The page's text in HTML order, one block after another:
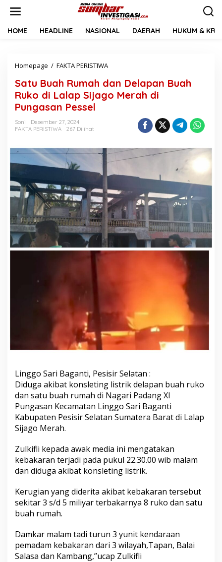
HOME HEADLINE NASIONAL DAERAH HUKUM &
Homepage / FAKTA PERISTIWA
t
u
B
u
m
a
h
a
n
D
e
l
a
a
u
u
o
i
l
a
p
S
i
j
o
M
e
r
h
d
n
g
a
Satu Buah Rumah dan Delapan Buah
Ruko di Lalap Sijago Merah di
Pungasan Pessel
Soni
Desember 27, 2024
FAKTA PERISTIWA
267 Dilihat
Linggo Sari Baganti, Pesisir Selatan :
Diduga akibat konsleting listrik delapan buah ruko
dan satu buah rumah di Nagari Padang XI
Pungasan Kecamatan Linggo Sari Baganti
Kabupaten Pesisir Selatan Sumatera Barat di Lalap
Sijago Merah.
Zulkifli kepada awak media ini mengatakan
kebakaran terjadi pada pukul 22.30.00 wib malam
dan diduga akibat konsleting listrik.
Kerugian yang diderita akibat kebakaran tersebut
sekitar 3 s/d 5 miliyar terbakarnya 8 ruko dan satu
buah rumah.
Damkar malam tadi turun 3 yunit kendaraan
pemadam kebakaran dari 3 wilayah,Tapan, Balai
Salasa dan Kambang,”ucap Zulkifli